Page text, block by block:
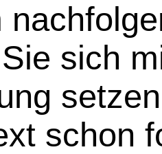
sich
schon